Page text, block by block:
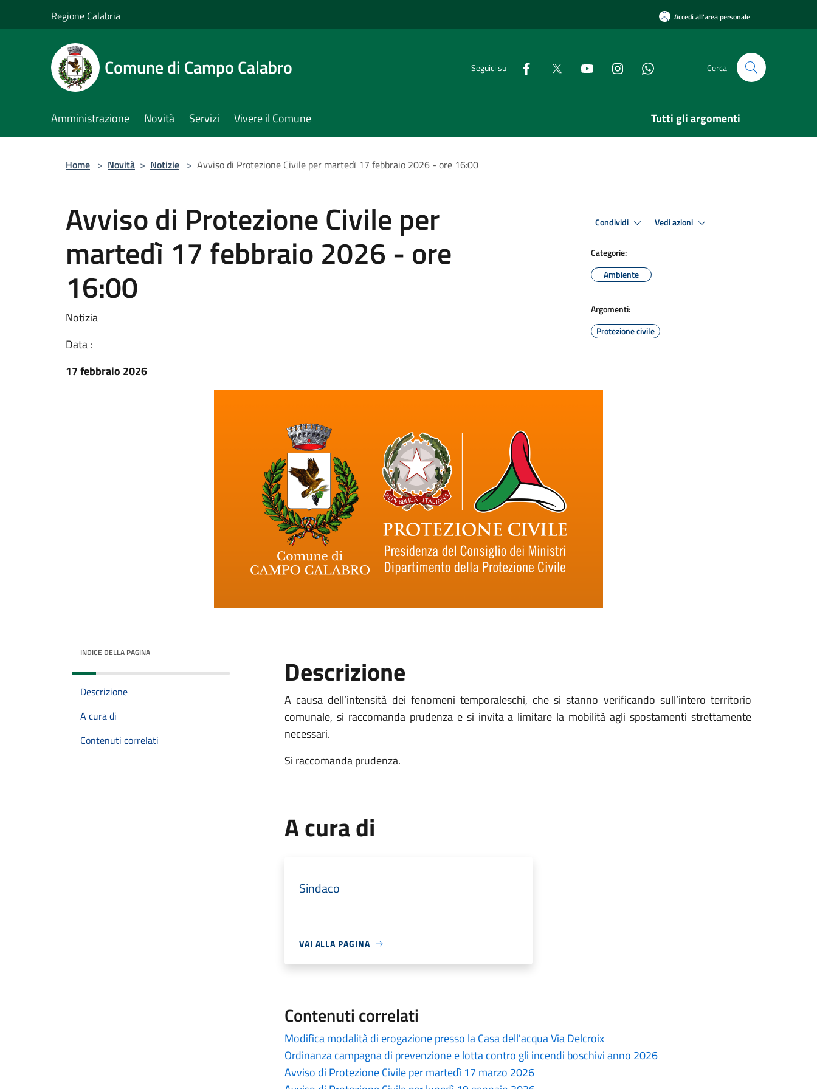
Regione Calabria Accedi all'area personale
Comune di Campo Calabro Seguici su Cerca
Amministrazione Novità Servizi Vivere il Comune Tutti gli argomenti
Home > Novità > Notizie > Avviso di Protezione Civile per martedì 17 febbraio 2026 - ore 16:00
Avviso di Protezione Civile per
martedì 17 febbraio 2026 - ore
16:00
Notizia
Data :
17 febbraio 2026
Condividi Vedi azioni
Categorie:
Ambiente
Argomenti:
Protezione civile
INDICE DELLA PAGINA
Descrizione
A cura di
Contenuti correlati
Descrizione
A causa dell’intensità dei fenomeni temporaleschi, che si stanno verificando sull’intero territorio
comunale, si raccomanda prudenza e si invita a limitare la mobilità agli spostamenti strettamente
necessari.
Si raccomanda prudenza.
A cura di
Sindaco
VAI ALLA PAGINA
Contenuti correlati
Modifica modalità di erogazione presso la Casa dell'acqua Via Delcroix
Ordinanza campagna di prevenzione e lotta contro gli incendi boschivi anno 2026
Avviso di Protezione Civile per martedì 17 marzo 2026